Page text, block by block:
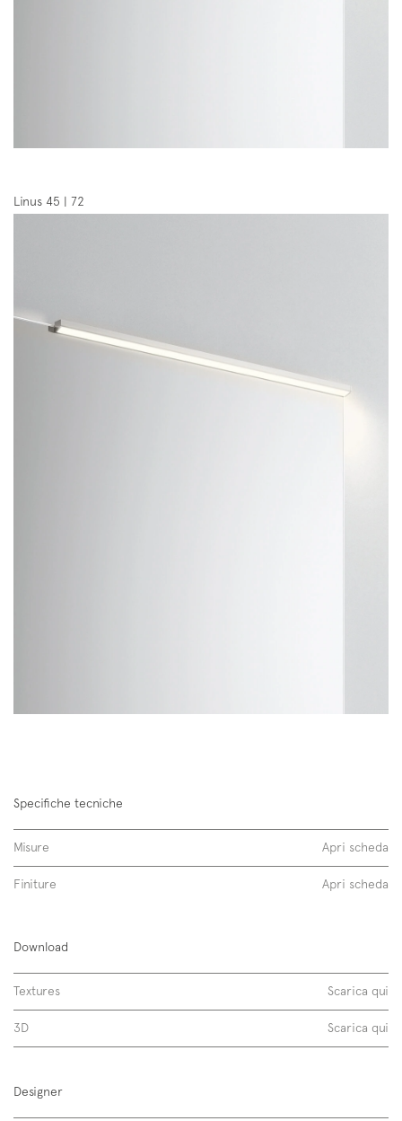
Newsletter
Linus 45 | 72
Specifiche tecniche
Misure Apri scheda
Finiture Apri scheda
laccato anodizzato zero chimico
Download
Textures Scarica qui
3D Scarica qui
Designer